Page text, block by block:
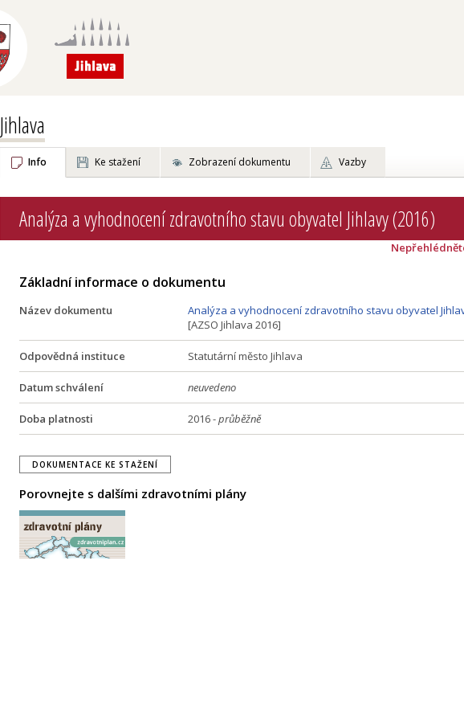
Jihlava
Info Ke stažení Zobrazení dokumentu Vazby
Analýza a vyhodnocení zdravotního stavu obyvatel Jihlavy (2016)
Základní informace o dokumentu
Název dokumentu
Analýza a vyhodnocení zdravotního stavu obyvatel
[AZSO Jihlava 2016]
Odpovědná instituce Statutární město Jihlava
Datum schválení neuvedeno
Doba platnosti 2016 -průběžně
DOKUMENTACE KE STAŽENÍ
Porovnejte s dalšími zdravotními plány